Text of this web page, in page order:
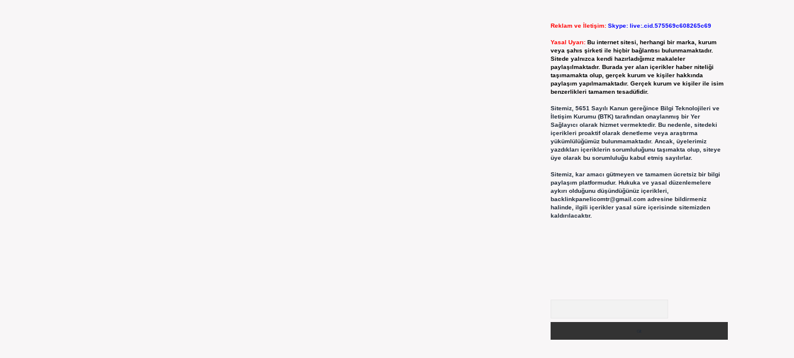
Reklam ve İletişim: Skype: live:.cid.575569c608265c69
Yasal Uyarı: Bu internet sitesi, herhangi bir marka, kurum
veya şahıs şirketi ile hiçbir bağlantısı bulunmamaktadır.
Sitede yalnızca kendi hazırladığımız makaleler
paylaşılmaktadır. Burada yer alan içerikler haber niteliği
taşımamakta olup, gerçek kurum ve kişiler hakkında
paylaşım yapılmamaktadır. Gerçek kurum ve kişiler ile isim
benzerlikleri tamamen tesadüfidir.
Sitemiz, 5651 Sayılı Kanun gereğince Bilgi Teknolojileri ve
İletişim Kurumu (BTK) tarafından onaylanmış bir Yer
Sağlayıcı olarak hizmet vermektedir. Bu nedenle, sitedeki
içerikleri proaktif olarak denetleme veya araştırma
yükümlülüğümüz bulunmamaktadır. Ancak, üyelerimiz
yazdıkları içeriklerin sorumluluğunu taşımakta olup, siteye
üye olarak bu sorumluluğu kabul etmiş sayılırlar.
Sitemiz, kar amacı gütmeyen ve tamamen ücretsiz bir bilgi
paylaşım platformudur. Hukuka ve yasal düzenlemelere
aykırı olduğunu düşündüğünüz içerikleri,
backlinkpanelicomtr@gmail.comadresine bildirmeniz
halinde, ilgili içerikler yasal süre içerisinde sitemizden
kaldırılacaktır.